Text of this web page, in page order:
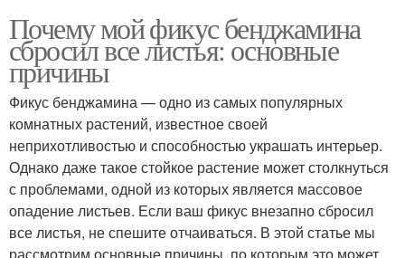
Почему мой фикус бенджамина
сбросил все листья: основные
причины
Фикус бенджамина — одно из самых популярных
комнатных растений, известное своей
неприхотливостью и способностью украшать интерьер.
Однако даже такое стойкое растение может столкнуться
с проблемами, одной из которых является массовое
опадение листьев. Если ваш фикус внезапно сбросил
все листья, не спешите отчаиваться. В этой статье мы